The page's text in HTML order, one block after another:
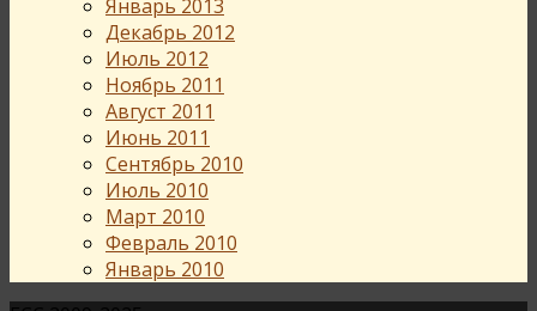
Январь 2013
Декабрь 2012
Июль 2012
Ноябрь 2011
Август 2011
Июнь 2011
Сентябрь 2010
Июль 2010
Март 2010
Февраль 2010
Январь 2010